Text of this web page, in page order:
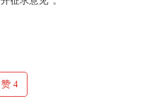
赞4